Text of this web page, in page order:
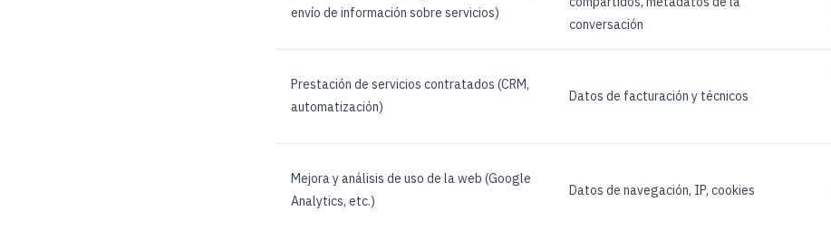
envío de información sobre servicios)
conversación
Prestación de servicios contratados (CRM,
automatización)
Datos de facturación y técnicos
Mejora y análisis de uso de la web (Google
Analytics, etc.)
Datos de navegación, IP, cookies